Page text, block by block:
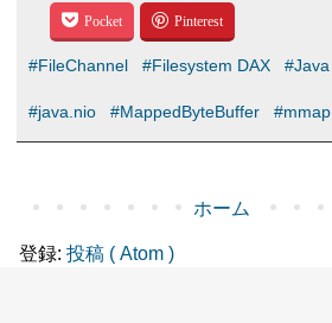
#FileChannel #Filesystem DAX #Java
#java.nio #MappedByteBuffer #mmap
ホーム
登録: 投稿 ( Atom )